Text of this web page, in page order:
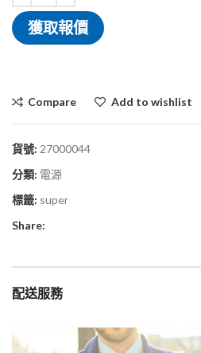
獲取報價
Compare Add to wishlist
貨號: 27000044
分類: 電源
標籤: super
Share:
配送服務